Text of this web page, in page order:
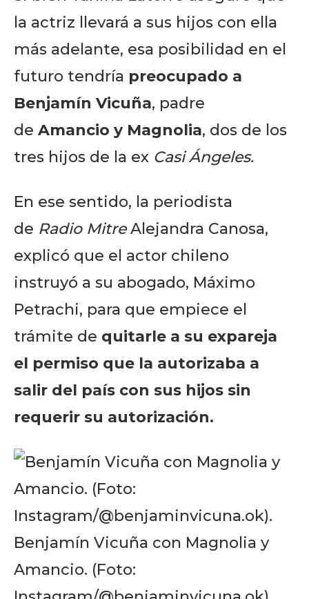
la actriz llevará a sus hijos con ella
más adelante, esa posibilidad en el
futuro tendría preocupado a
Benjamín Vicuña, padre
de Amancio y Magnolia, dos de los
tres hijos de la ex Casi Ángeles.
En ese sentido, la periodista
de Radio MitreAlejandra Canosa,
explicó que el actor chileno
instruyó a su abogado, Máximo
Petrachi, para que empiece el
trámite de quitarle a su expareja
el permiso que la autorizaba a
salir del país con sus hijos sin
requerir su autorización.
Benjamín Vicuña con Magnolia y
Amancio. (Foto: